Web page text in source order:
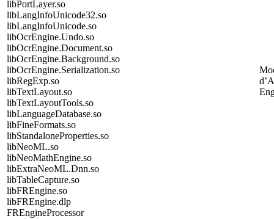
libPortLayer.so
libLangInfoUnicode32.so
libLangInfoUnicode.so
libOcrEngine.Undo.so
libOcrEngine.Document.so
libOcrEngine.Background.so
libOcrEngine.Serialization.so
libRegExp.so
libTextLayout.so
libTextLayoutTools.so
libLanguageDatabase.so
libFineFormats.so
libStandaloneProperties.so
libNeoML.so
libNeoMathEngine.so
libExtraNeoML.Dnn.so
libTableCapture.so
libFREngine.so
libFREngine.dlp
FREngineProcessor